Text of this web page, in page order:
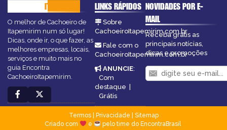
ITAPEMIRIM
O melhor de Cachoeiro de
Itapemirim num só lugar!
Dicas, onde ir, o que fazer, as
melhores empresas, locais,
serviços e muito mais no
guia Encontra
CachoeiroItapemirim.
LINKS RÁPIDOS
Sobre
CachoeiroItapemirim.com.br
Fale com o
CachoeiroItapemirim.com.br
ANUNCIE:
Com
destaque |
Grátis
NOVIDADES POR E-
MAIL
Receba grátis as
principais notícias,
dicas e promoções
Termos| Privacidade
Sitemap
Criado com
e pelo time do EncontraBrasil